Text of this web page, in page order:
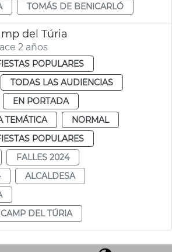
TOMÁS DE BENICARLÓ
del Túria
2 años
POPULARES
TODAS LAS AUDIENCIAS
EN PORTADA
TEMÁTICA
NORMAL
POPULARES
FALLES 2024
ALCALDESA
DEL TÚRIA